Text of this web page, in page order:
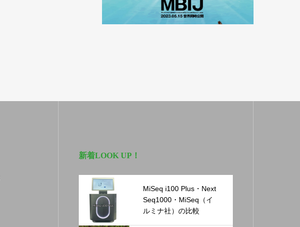
新着LOOK UP！
MiSeq i100 Plus・Next
Seq1000・MiSeq（イ
ルミナ社）の比較